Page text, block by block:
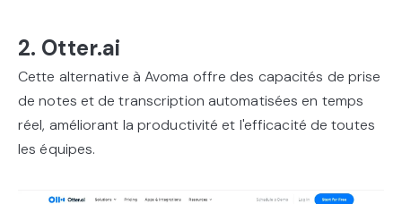
2. Otter.ai
Cette alternative à Avoma offre des capacités de prise
de notes et de transcription automatisées en temps
réel, améliorant la productivité et l'efficacité de toutes
les équipes.